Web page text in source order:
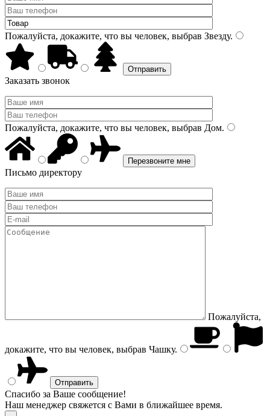
Пожалуйста, докажите, что вы человек, выбрав Звезду.
Заказать звонок
Пожалуйста, докажите, что вы человек, выбрав Дом.
Письмо директору
Пожалуйста,
докажите, что вы человек, выбрав Чашку.
Спасибо за Ваше сообщение!
Наш менеджер свяжется с Вами в ближайшее время.